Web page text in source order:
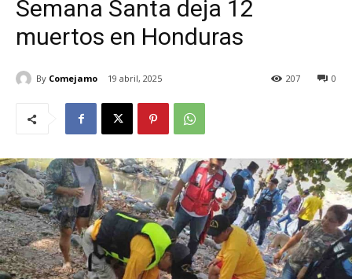
Semana Santa deja 12
muertos en Honduras
By Comejamo 19 abril, 2025 0
207